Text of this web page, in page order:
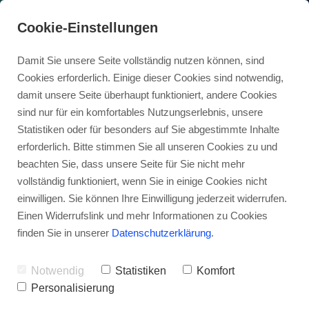
Cookie-Einstellungen
Damit Sie unsere Seite vollständig nutzen können, sind
Cookies erforderlich. Einige dieser Cookies sind notwendig,
damit unsere Seite überhaupt funktioniert, andere Cookies
sind nur für ein komfortables Nutzungserlebnis, unsere
Statistiken oder für besonders auf Sie abgestimmte Inhalte
erforderlich. Bitte stimmen Sie all unseren Cookies zu und
beachten Sie, dass unsere Seite für Sie nicht mehr
vollständig funktioniert, wenn Sie in einige Cookies nicht
einwilligen. Sie können Ihre Einwilligung jederzeit widerrufen.
Einen Widerrufslink und mehr Informationen zu Cookies
finden Sie in unserer Datenschutzerklärung.
Notwendig Statistiken
Komfort
Personalisierung